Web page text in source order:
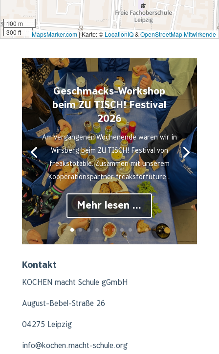
100 m
300 ft
MapsMarker.com |Karte: © LocationIQ& OpenStreetMap Mitwirkende
Geschmacks-Workshop
beim ZU TISCH! Festival
2026
Am vergangenen Wochenende waren wir in
Wirsberg beim ZU TISCH! Festival von
freakstotable. Zusammen mit unserem
Kooperationspartner freaksforfuture...
Mehr lesen ...
Kontakt
KOCHEN macht Schule gGmbH
August-Bebel-Straße 26
04275 Leipzig
info@kochen.macht-schule.org